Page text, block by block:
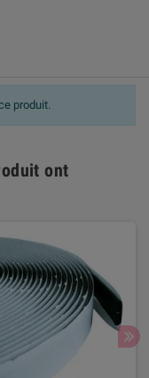
produit.
ont